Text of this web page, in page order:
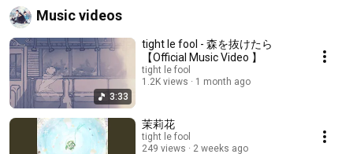
Music videos
3:33
tight le fool - 森を抜けたら
【Official Music Video 】
tight le fool
1.2K views
1 month ago
茉莉花
tight le fool
249 views
2 weeks ago